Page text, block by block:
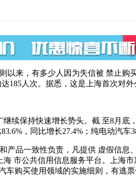
来，有多少人因为失信被 禁止购
185人次。据悉，这是上海首次对外
续保持快速增长势头。截 至8月底
，同比增长27.4%；纯电动汽车
品一致性负责，凡提供 虚假信
市公共信用信息服务平台。上海
购买使用领域的实施细则，有逃